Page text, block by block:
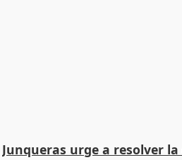
Junqueras urge a resolver